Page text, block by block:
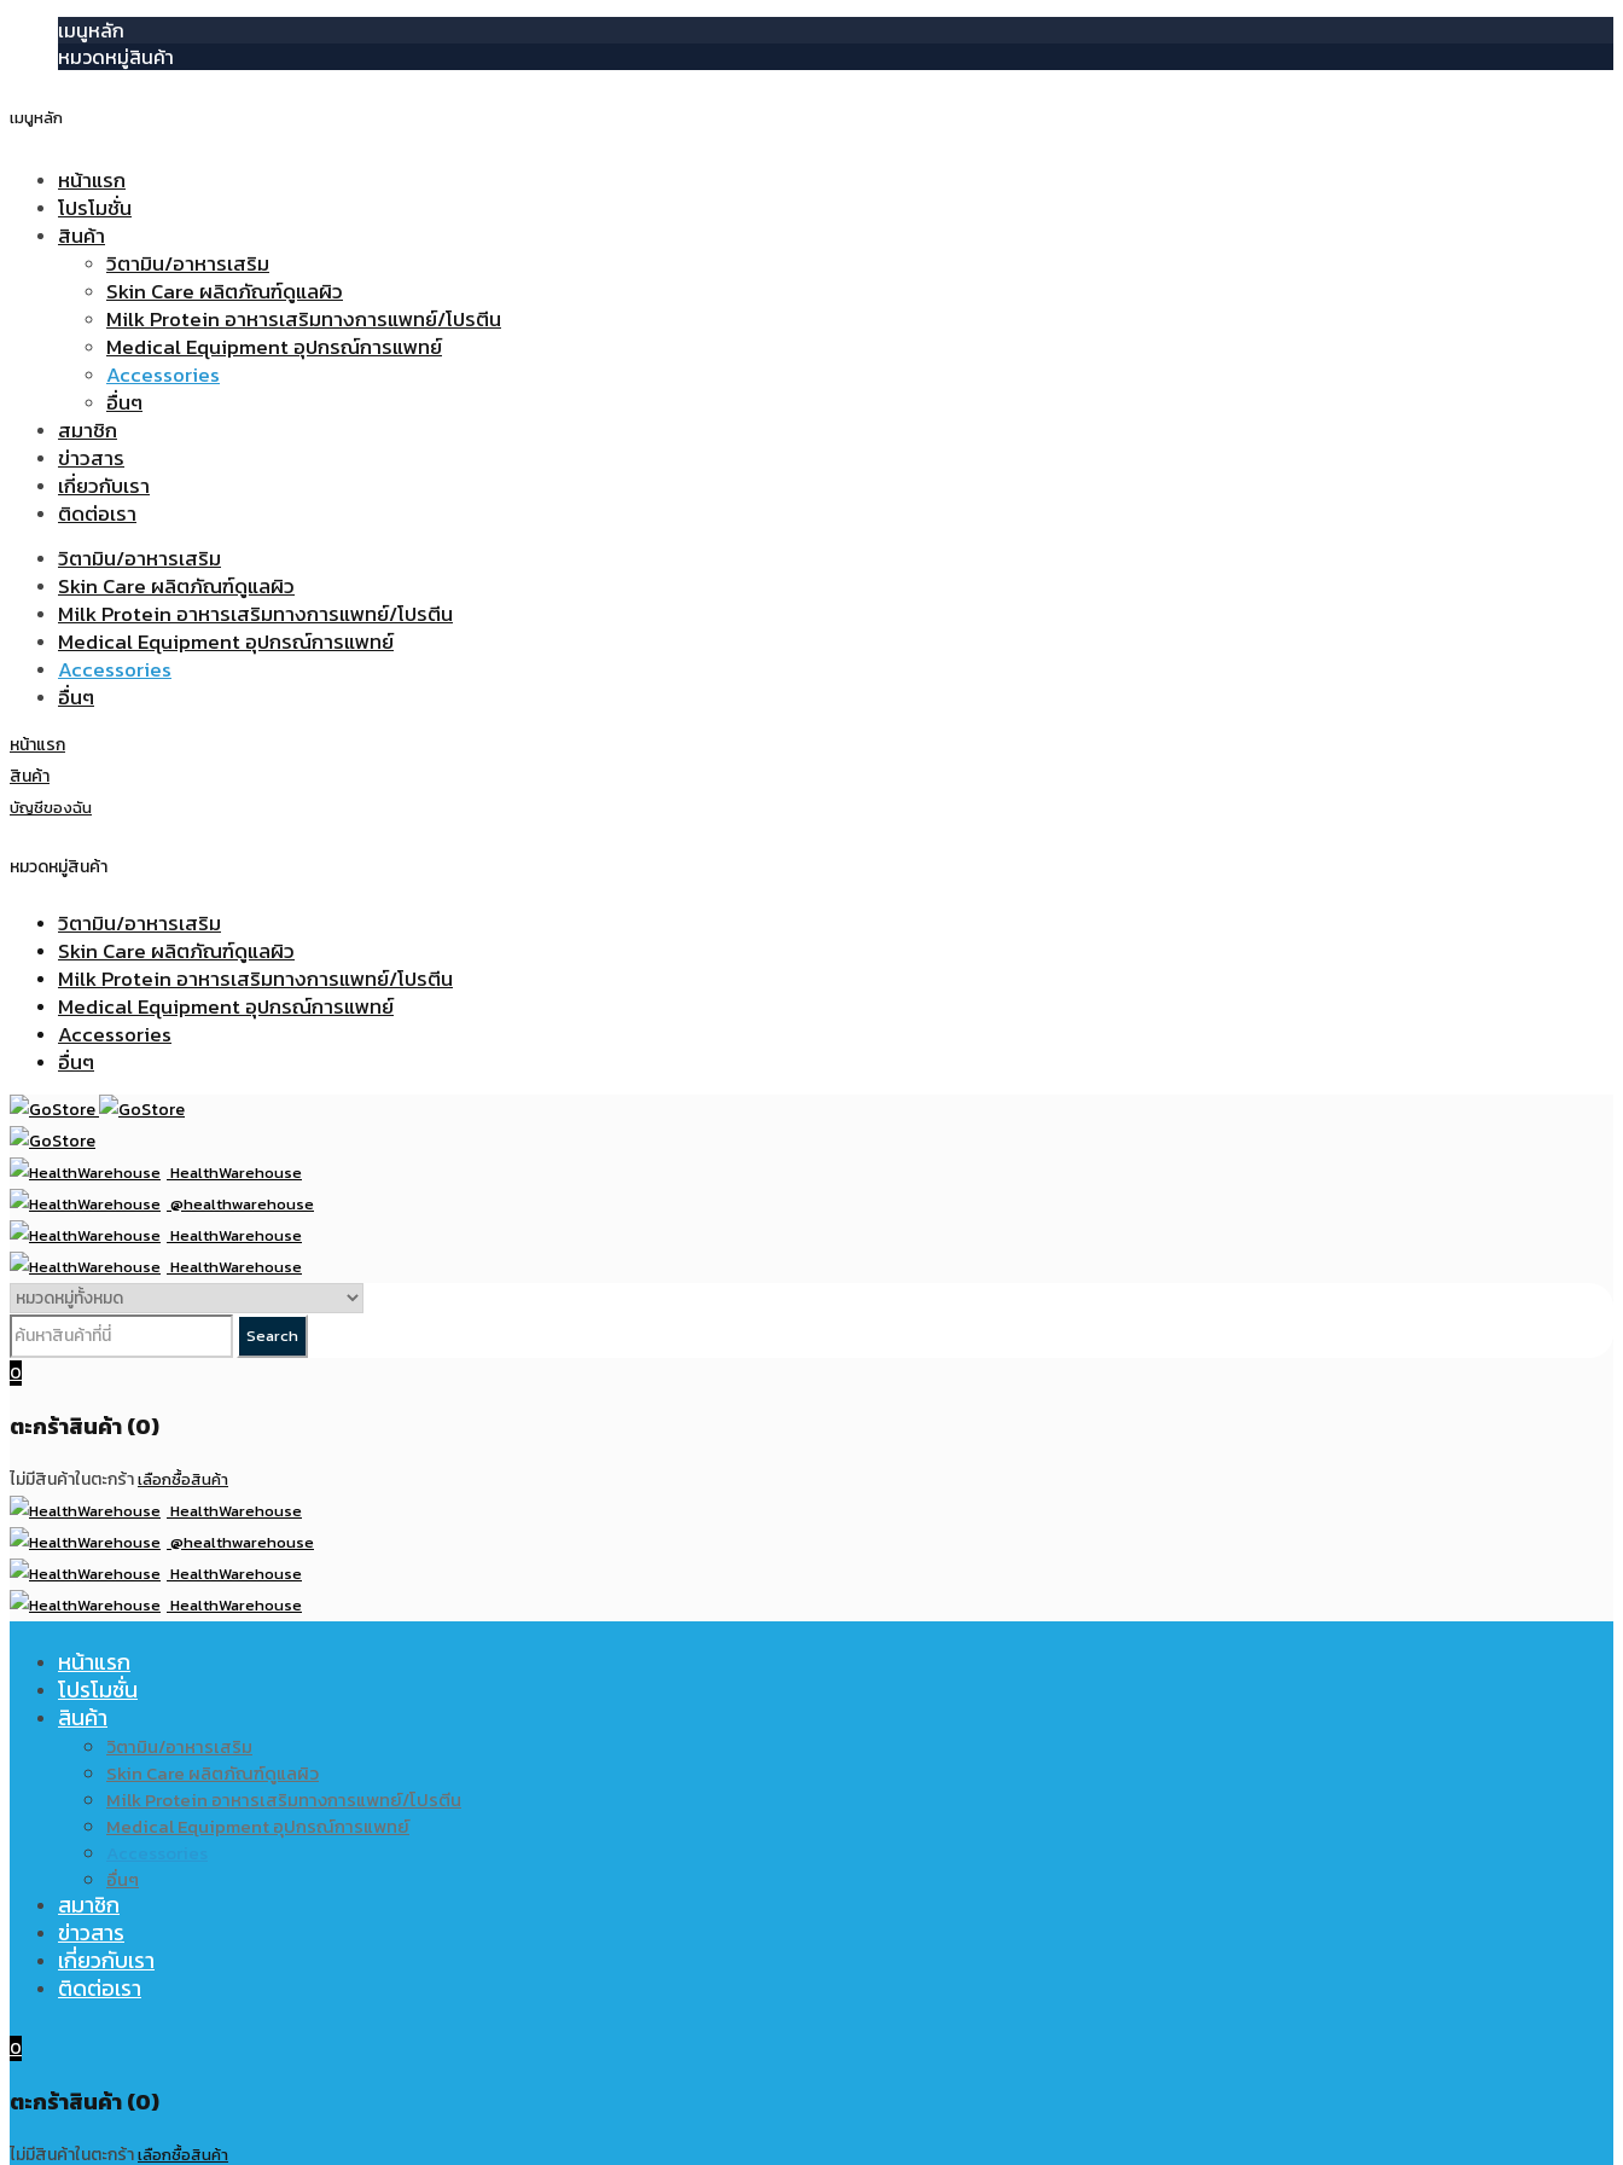
เมนูหลัก
หมวดหมู่สินค้า
เมนูหลัก
หน้าแรก
โปรโมชั่น
สินค้า
วิตามิน/อาหารเสริม
Skin Care ผลิตภัณฑ์ดูแลผิว
Milk Protein อาหารเสริมทางการแพทย์/โปรตีน
Medical Equipment อุปกรณ์การแพทย์
Accessories
อื่นๆ
สมาชิก
ข่าวสาร
เกี่ยวกับเรา
ติดต่อเรา
วิตามิน/อาหารเสริม
Skin Care ผลิตภัณฑ์ดูแลผิว
Milk Protein อาหารเสริมทางการแพทย์/โปรตีน
Medical Equipment อุปกรณ์การแพทย์
Accessories
อื่นๆ
หน้าแรก
สินค้า
บัญชีของฉัน
หมวดหมู่สินค้า
วิตามิน/อาหารเสริม
Skin Care ผลิตภัณฑ์ดูแลผิว
Milk Protein อาหารเสริมทางการแพทย์/โปรตีน
Medical Equipment อุปกรณ์การแพทย์
Accessories
อื่นๆ
HealthWarehouse
@healthwarehouse
HealthWarehouse
HealthWarehouse
0
ตะกร้าสินค้า (0)
ไม่มีสินค้าในตะกร้าเลือกซื้อสินค้า
HealthWarehouse
@healthwarehouse
HealthWarehouse
HealthWarehouse
หน้าแรก
โปรโมชั่น
สินค้า
วิตามิน/อาหารเสริม
Skin Care ผลิตภัณฑ์ดูแลผิว
Milk Protein อาหารเสริมทางการแพทย์/โปรตีน
Medical Equipment อุปกรณ์การแพทย์
อื่นๆ
สมาชิก
ข่าวสาร
เกี่ยวกับเรา
ติดต่อเรา
0
ตะกร้าสินค้า (0)
ไม่มีสินค้าในตะกร้าเลือกซื้อสินค้า